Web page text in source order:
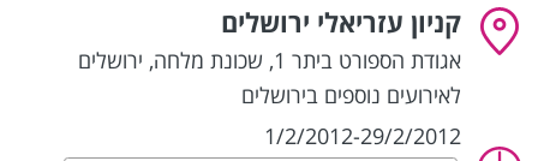
קניון עזריאלי ירושלים
אגודת הספורט ביתר 1, שכונת מלחה , ירושלים
לאירועים נוספים בירושלים
1/2/2012-29/2/2012